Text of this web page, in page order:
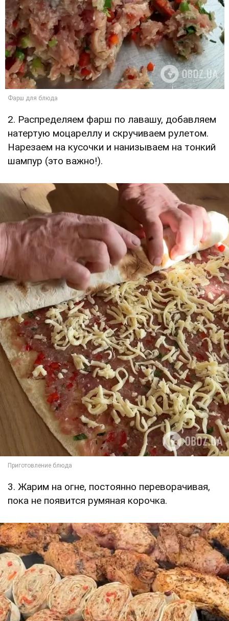
2. Распределяем фарш по лавашу, добавляем
натертую моцареллу и скручиваем рулетом.
Нарезаем на кусочки и нанизываем на тонкий
шампур (это важно!).
3. Жарим на огне, постоянно переворачивая,
пока не появится румяная корочка.